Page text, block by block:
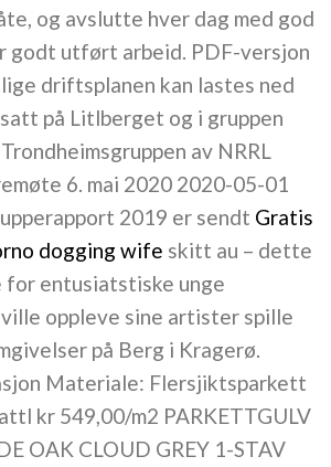
og avslutte hver dag med god
godt utført arbeid. PDF-versjon
driftsplanen kan lastes ned
på Litlberget og i gruppen
av NRRL
6. mai 2020 2020-05-01
2019 er sendt Gratis
dogging wife skitt au – dette
for entusiatstiske unge
ville oppleve sine artister spille
på Berg i Kragerø.
Materiale: Flersjiktsparkett
kr 549,00/m2 PARKETTGULV
OAK CLOUD GREY 1-STAV